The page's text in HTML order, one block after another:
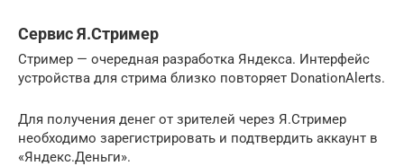
Сервис Я.Стример
Стример — очередная разработка Яндекса. Интерфейс
устройства для стрима близко повторяет DonationAlerts.
Для получения денег от зрителей через Я.Стример
необходимо зарегистрировать и подтвердить аккаунт в
«Яндекс.Деньги».